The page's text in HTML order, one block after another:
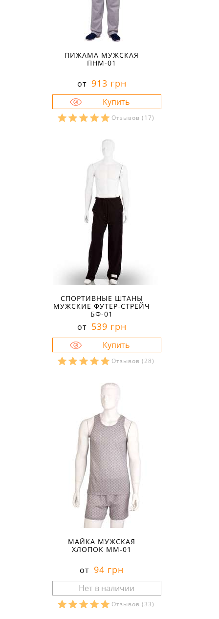
ПИЖАМА МУЖСКАЯ
ПНМ-01
от 913 грн
Отзывов (17)
60
СПОРТИВНЫЕ ШТАНЫ
МУЖСКИЕ ФУТЕР-СТРЕЙЧ
БФ-01
от 539 грн
Отзывов (28)
58
МАЙКА МУЖСКАЯ
ХЛОПОК ММ-01
от 94 грн
Отзывов (33)